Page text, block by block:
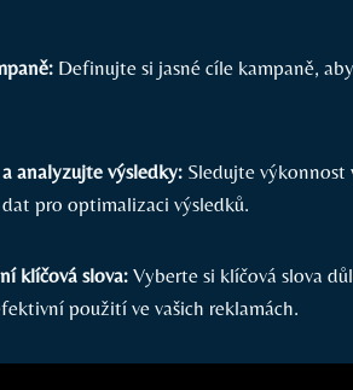
Definujte si jasné cíle kampaně,
analyzujte výsledky: Sledujte výkonnost
pro optimalizaci výsledků.
klíčová slova: Vyberte si klíčová slova
použití ve vašich reklamách.